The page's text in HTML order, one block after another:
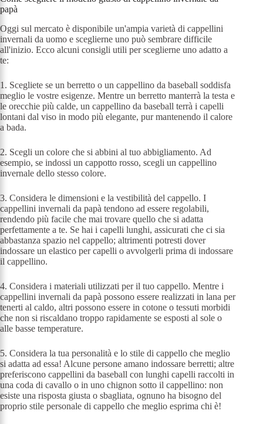
papà
Oggi sul mercato è disponibile un'ampia varietà di cappellini
invernali da uomo e sceglierne uno può sembrare difficile
all'inizio. Ecco alcuni consigli utili per sceglierne uno adatto a
te:
1. Scegliete se un berretto o un cappellino da baseball soddisfa
meglio le vostre esigenze. Mentre un berretto manterrà la testa e
le orecchie più calde, un cappellino da baseball terrà i capelli
lontani dal viso in modo più elegante, pur mantenendo il calore
a bada.
2. Scegli un colore che si abbini al tuo abbigliamento. Ad
esempio, se indossi un cappotto rosso, scegli un cappellino
invernale dello stesso colore.
3. Considera le dimensioni e la vestibilità del cappello. I
cappellini invernali da papà tendono ad essere regolabili,
rendendo più facile che mai trovare quello che si adatta
perfettamente a te. Se hai i capelli lunghi, assicurati che ci sia
abbastanza spazio nel cappello; altrimenti potresti dover
indossare un elastico per capelli o avvolgerli prima di indossare
il cappellino.
4. Considera i materiali utilizzati per il tuo cappello. Mentre i
cappellini invernali da papà possono essere realizzati in lana per
tenerti al caldo, altri possono essere in cotone o tessuti morbidi
che non si riscaldano troppo rapidamente se esposti al sole o
alle basse temperature.
5. Considera la tua personalità e lo stile di cappello che meglio
si adatta ad essa! Alcune persone amano indossare berretti; altre
preferiscono cappellini da baseball con lunghi capelli raccolti in
una coda di cavallo o in uno chignon sotto il cappellino: non
esiste una risposta giusta o sbagliata, ognuno ha bisogno del
proprio stile personale di cappello che meglio esprima chi è!